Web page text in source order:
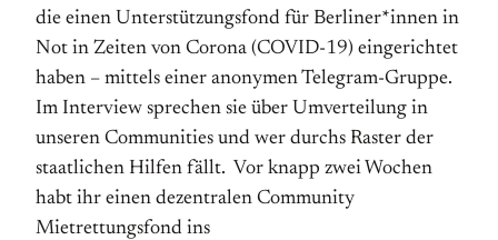
die einen Unterstützungsfond für Berliner*innen in
Not in Zeiten von Corona (COVID-19) eingerichtet
haben – mittels einer anonymen Telegram-Gruppe.
Im Interview sprechen sie über Umverteilung in
unseren Communities und wer durchs Raster der
staatlichen Hilfen fällt. Vor knapp zwei Wochen
habt ihr einen dezentralen Community
Mietrettungsfond ins